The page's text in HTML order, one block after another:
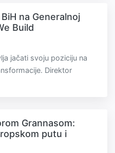
na Generalnoj
Build
jačati svoju poziciju na
Direktor
Grannasom:
putu i